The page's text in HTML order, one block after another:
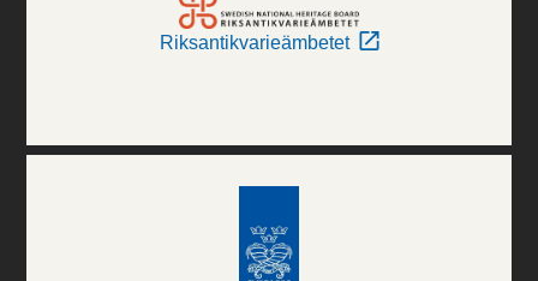
Riksantikvarieämbetet